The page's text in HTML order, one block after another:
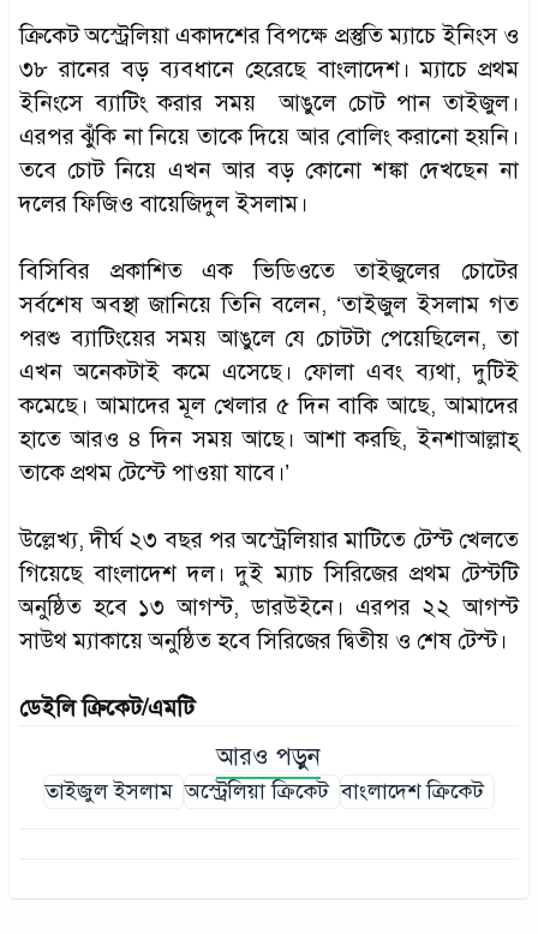
ক্রিকেট অস্ট্রেলিয়া একাদশের বিপক্ষে প্রস্তুতি ম্যাচে ইনিংস ও
৩৮ রানের বড় ব্যবধানে হেরেছে বাংলাদেশ। ম্যাচে প্রথম
ইনিংসে ব্যাটিং করার সময় আঙুলে চোট পান তাইজুল।
এরপর ঝুঁকি না নিয়ে তাকে দিয়ে আর বোলিং করানো হয়নি।
তবে চোট নিয়ে এখন আর বড় কোনো শঙ্কা দেখছেন না
দলের ফিজিও বায়েজিদুল ইসলাম।
বিসিবির প্রকাশিত এক ভিডিওতে তাইজুলের চোটের
সর্বশেষ অবস্থা জানিয়ে তিনি বলেন, ‘তাইজুল ইসলাম গত
পরশু ব্যাটিংয়ের সময় আঙুলে যে চোটটা পেয়েছিলেন, তা
এখন অনেকটাই কমে এসেছে। ফোলা এবং ব্যথা, দুটিই
কমেছে। আমাদের মূল খেলার ৫ দিন বাকি আছে, আমাদের
হাতে আরও ৪ দিন সময় আছে। আশা করছি, ইনশাআল্লাহ্‌
তাকে প্রথম টেস্টে পাওয়া যাবে।’
উল্লেখ্য, দীর্ঘ ২৩ বছর পর অস্ট্রেলিয়ার মাটিতে টেস্ট খেলতে
গিয়েছে বাংলাদেশ দল। দুই ম্যাচ সিরিজের প্রথম টেস্টটি
অনুষ্ঠিত হবে ১৩ আগস্ট, ডারউইনে। এরপর ২২ আগস্ট
সাউথ ম্যাকায়ে অনুষ্ঠিত হবে সিরিজের দ্বিতীয় ও শেষ টেস্ট।
ডেইলি ক্রিকেট/এমটি
আরও পড়ুন
তাইজুল ইসলাম অস্ট্রেলিয়া ক্রিকেট বাংলাদেশ ক্রিকেট